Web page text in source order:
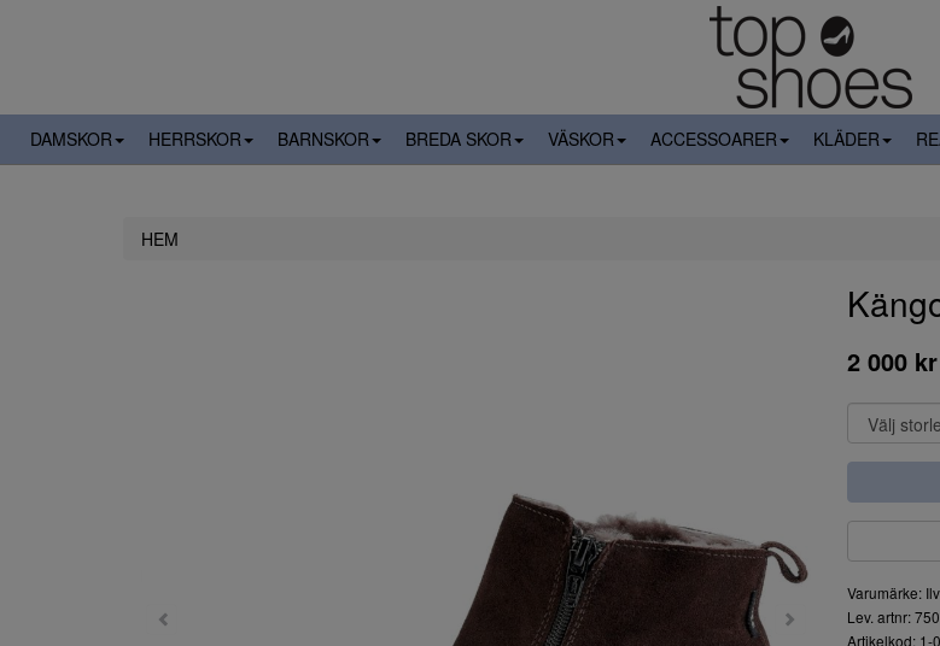
DAMSKOR HERRSKOR BARNSKOR BREDA SKOR VÄSKOR ACCESSOARER KLÄDER
HEM
2 000 kr
Varumärke:
Lev. artnr:
Artikelkod: 1-